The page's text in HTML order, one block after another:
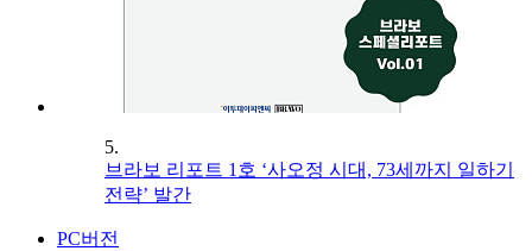
5.
브라보 리포트 1호 ‘사오정 시대, 73세까지 일하기
전략’ 발간
PC버전